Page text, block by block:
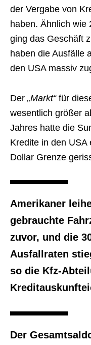
der Vergabe von
haben. Ähnlich wie
ging das Geschäft
haben die Ausfälle
den USA massiv
Der „Markt“für
wesentlich größer
Jahres hatte die
Kredite in den
Dollar Grenze
Amerikaner
gebrauchte
zuvor, und die
Ausfallraten
so die Kfz-
Der